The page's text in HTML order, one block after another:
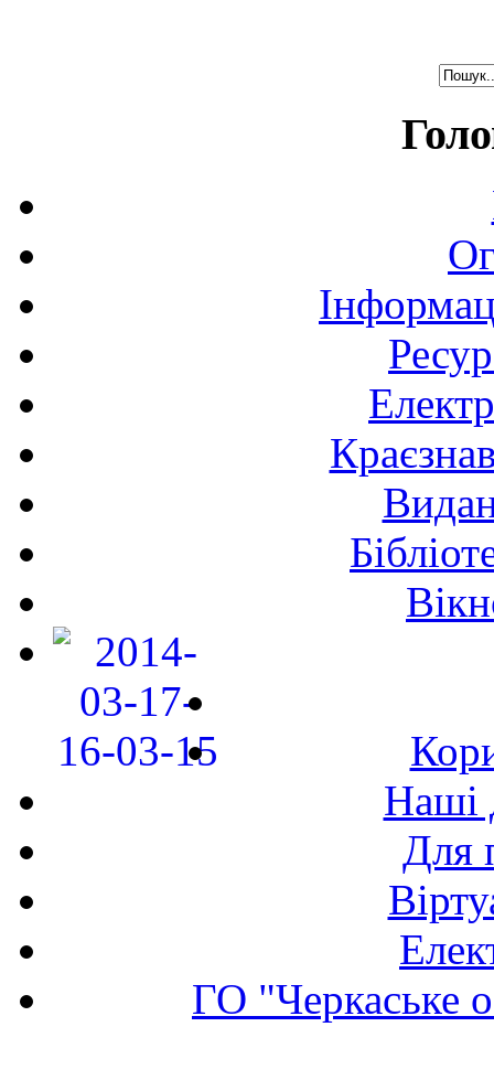
Наші
Для
ГО "Черкаське